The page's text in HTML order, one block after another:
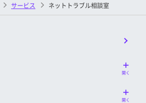
サービス ネットトラブル相談室
開く
開く